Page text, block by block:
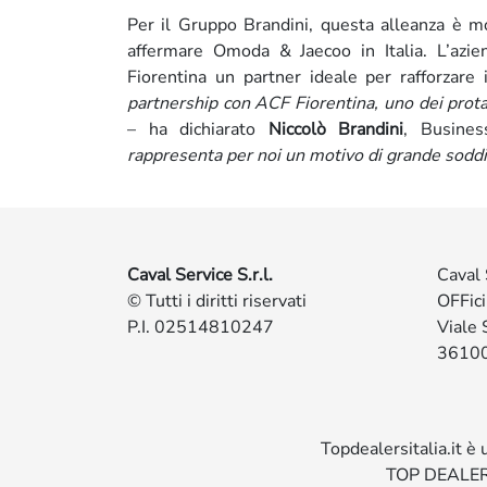
Per il Gruppo Brandini, questa alleanza è
affermare Omoda & Jaecoo in Italia.
Fiorentina un partner ideale per
partnership con ACF Fiorentina, uno dei
– ha dichiarato Niccolò Brandini,
rappresenta per noi un motivo di grande
Caval Service S.r.l.
© Tutti i diritti riservati
P.I. 02514810247
Caval
Viale
Topdealersitalia.it è
TOP